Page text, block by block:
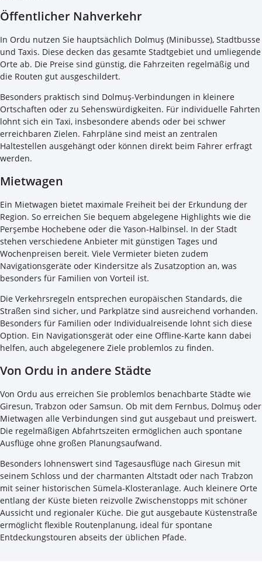
Öffentlicher Nahverkehr
In Ordu nutzen Sie hauptsächlich Dolmuş (Minibusse), Stadtbusse
und Taxis. Diese decken das gesamte Stadtgebiet und umliegende
Orte ab. Die Preise sind günstig, die Fahrzeiten regelmäßig und
die Routen gut ausgeschildert.
Besonders praktisch sind Dolmuş-Verbindungen in kleinere
Ortschaften oder zu Sehenswürdigkeiten. Für individuelle Fahrten
lohnt sich ein Taxi, insbesondere abends oder bei schwer
erreichbaren Zielen. Fahrpläne sind meist an zentralen
Haltestellen ausgehängt oder können direkt beim Fahrer erfragt
werden.
Mietwagen
Ein Mietwagen bietet maximale Freiheit bei der Erkundung der
Region. So erreichen Sie bequem abgelegene Highlights wie die
Perşembe Hochebene oder die Yason-Halbinsel. In der Stadt
stehen verschiedene Anbieter mit günstigen Tages und
Wochenpreisen bereit. Viele Vermieter bieten zudem
Navigationsgeräte oder Kindersitze als Zusatzoption an, was
besonders für Familien von Vorteil ist.
Die Verkehrsregeln entsprechen europäischen Standards, die
Straßen sind sicher, und Parkplätze sind ausreichend vorhanden.
Besonders für Familien oder Individualreisende lohnt sich diese
Option. Ein Navigationsgerät oder eine Offline-Karte kann dabei
helfen, auch abgelegenere Ziele problemlos zu finden.
Von Ordu in andere Städte
Von Ordu aus erreichen Sie problemlos benachbarte Städte wie
Giresun, Trabzon oder Samsun. Ob mit dem Fernbus, Dolmuş oder
Mietwagen alle Verbindungen sind gut ausgebaut und preiswert.
Die regelmäßigen Abfahrtszeiten ermöglichen auch spontane
Ausflüge ohne großen Planungsaufwand.
Besonders lohnenswert sind Tagesausflüge nach Giresun mit
seinem Schloss und der charmanten Altstadt oder nach Trabzon
mit seiner historischen Sümela-Klosteranlage. Auch kleinere Orte
entlang der Küste bieten reizvolle Zwischenstopps mit schöner
Aussicht und regionaler Küche. Die gut ausgebaute Küstenstraße
ermöglicht flexible Routenplanung, ideal für spontane
Entdeckungstouren abseits der üblichen Pfade.